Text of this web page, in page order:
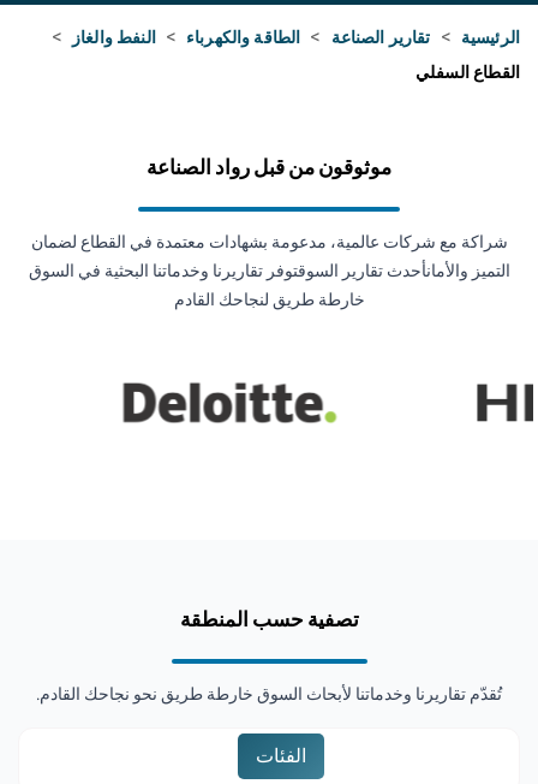
الرئيسية > تقارير الصناعة > الطاقة والكهرباء > النفط والغاز
>
القطاع السفلي
موثوقون من قبل رواد الصناعة
شراكة مع شركات عالمية، مدعومة بشهادات معتمدة في القطاع لضمان
التميز والأمانأحدث تقارير السوقتوفر تقاريرنا وخدماتنا البحثية في السوق
خارطة طريق لنجاحك القادم
تصفية حسب المنطقة
تُقدّم تقاريرنا وخدماتنا لأبحاث السوق خارطة طريق نحو نجاحك القادم.
الفئات